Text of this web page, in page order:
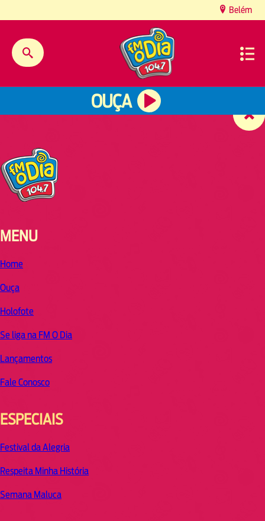
Belém
OUÇA
MENU
Home
Ouça
Holofote
Se liga na FM O Dia
Lançamentos
Fale Conosco
ESPECIAIS
Festival da Alegria
Respeita Minha História
Semana Maluca